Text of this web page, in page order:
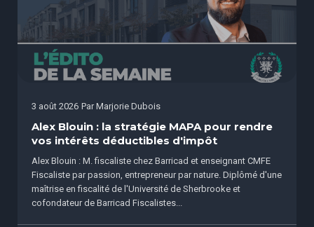
3 août 2026 Par Marjorie Dubois
Alex Blouin : la stratégie MAPA pour rendre
vos intérêts déductibles d'impôt
Alex Blouin : M. fiscaliste chez Barricad et enseignant CMFE
Fiscaliste par passion, entrepreneur par nature. Diplômé d'une
maîtrise en fiscalité de l'Université de Sherbrooke et
cofondateur de Barricad Fiscalistes...